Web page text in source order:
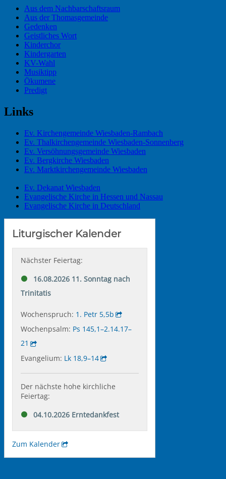
Aus dem Nachbarschaftsraum
Aus der Thomasgemeinde
Gedenken
Geistliches Wort
Kinderchor
Kindergarten
KV-Wahl
Musiktipp
Ökumene
Predigt
Links
Ev. Kirchengemeinde Wiesbaden-Rambach
Ev. Thalkirchengemeinde Wiesbaden-Sonnenberg
Ev. Versöhnungsgemeinde Wiesbaden
Ev. Bergkirche Wiesbaden
Ev. Marktkirchengemeinde Wiesbaden
Ev. Dekanat Wiesbaden
Evangelische Kirche in Hessen und Nassau
Evangelische Kirche in Deutschland